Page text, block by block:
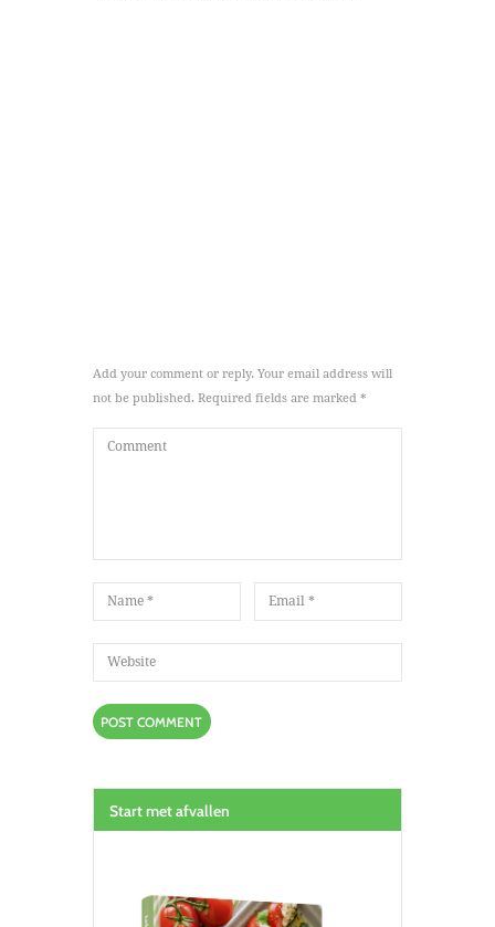
Add your comment or reply. Your email address will
not be published. Required fields are marked *
Start met afvallen